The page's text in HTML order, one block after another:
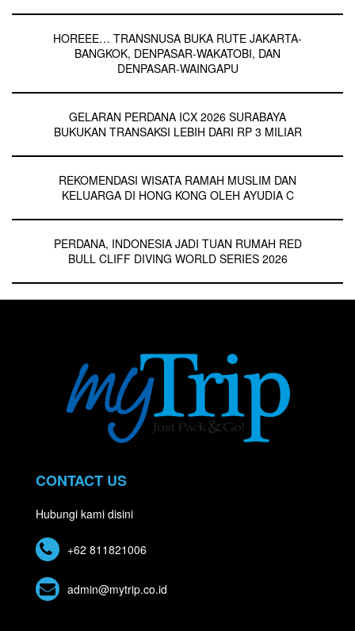
HOREEE… TRANSNUSA BUKA RUTE JAKARTA-
BANGKOK, DENPASAR-WAKATOBI, DAN
DENPASAR-WAINGAPU
GELARAN PERDANA ICX 2026 SURABAYA
BUKUKAN TRANSAKSI LEBIH DARI RP 3 MILIAR
REKOMENDASI WISATA RAMAH MUSLIM DAN
KELUARGA DI HONG KONG OLEH AYUDIA C
PERDANA, INDONESIA JADI TUAN RUMAH RED
BULL CLIFF DIVING WORLD SERIES 2026
CONTACT US
Hubungi kami disini
+62 811821006
admin@mytrip.co.id